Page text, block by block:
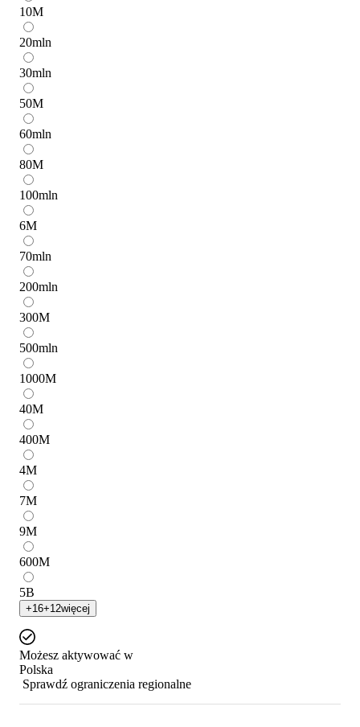
10M
20mln
30mln
50M
60mln
80M
100mln
6M
70mln
200mln
300M
500mln
1000M
40M
400M
4M
7M
9M
600M
5B
+16+12więcej
Możesz aktywować w
Polska
Sprawdź ograniczenia regionalne